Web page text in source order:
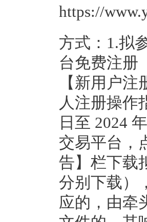
https://
方式：1.拟
台免费注册
【新用户
人注册操作
日至 2024
交易平台，
告】栏下载
分别下载）
应的，由牵